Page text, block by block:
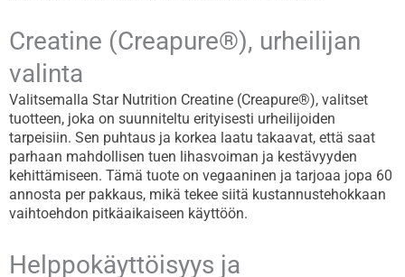
Creatine (Creapure®), urheilijan
valinta
Valitsemalla Star Nutrition Creatine (Creapure®), valitset
tuotteen, joka on suunniteltu erityisesti urheilijoiden
tarpeisiin. Sen puhtaus ja korkea laatu takaavat, että saat
parhaan mahdollisen tuen lihasvoiman ja kestävyyden
kehittämiseen. Tämä tuote on vegaaninen ja tarjoaa jopa 60
annosta per pakkaus, mikä tekee siitä kustannustehokkaan
vaihtoehdon pitkäaikaiseen käyttöön.
Helppokäyttöisyys ja